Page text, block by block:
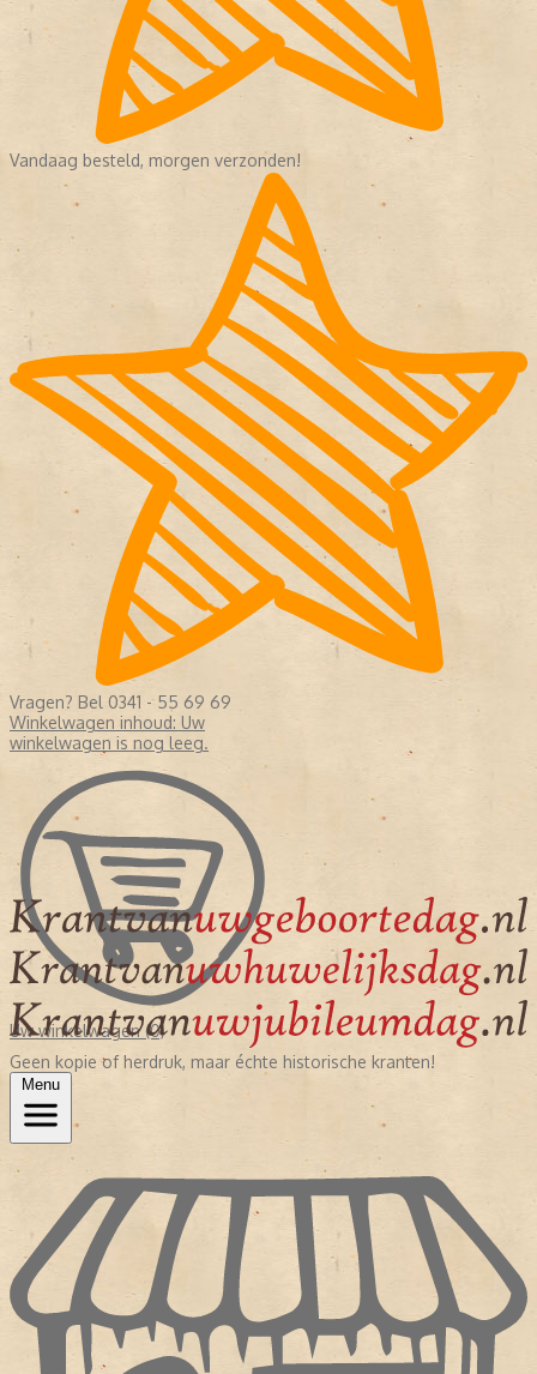
Vandaag besteld, morgen verzonden!
Vragen? Bel 0341 - 55 69 69
Winkelwagen inhoud: Uw
winkelwagen is nog leeg.
Uw winkelwagen (0)
Geen kopie of herdruk, maar échte historische kranten!
Menu